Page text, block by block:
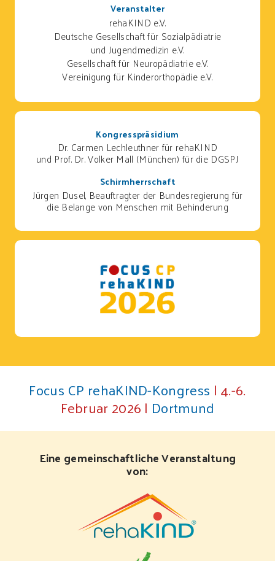
Veranstalter
rehaKIND e.V.
Deutsche Gesellschaft für Sozialpädiatrie
und Jugendmedizin e.V.
Gesellschaft für Neuropädiatrie e.V.
Vereinigung für Kinderorthopädie e.V.
Kongresspräsidium
Dr. Carmen Lechleuthner für rehaKIND
und Prof. Dr. Volker Mall (München) für die DGSPJ
Schirmherrschaft
Jürgen Dusel, Beauftragter der Bundesregierung für
die Belange von Menschen mit Behinderung
Focus CP rehaKIND-Kongress | 4.-6.
Februar 2026 | Dortmund
Eine gemeinschaftliche Veranstaltung
von: